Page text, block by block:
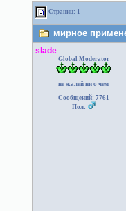
Страниц: 1
мирное
slade
Global Moderator
не жалей ни о чем
Сообщений: 7761
Пол: